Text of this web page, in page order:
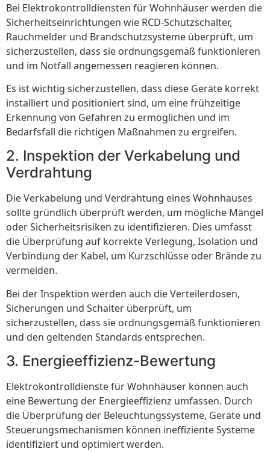
Bei Elektrokontrolldiensten für Wohnhäuser werden die
Sicherheitseinrichtungen wie RCD-Schutzschalter,
Rauchmelder und Brandschutzsysteme überprüft, um
sicherzustellen, dass sie ordnungsgemäß funktionieren
und im Notfall angemessen reagieren können.
Es ist wichtig sicherzustellen, dass diese Geräte korrekt
installiert und positioniert sind, um eine frühzeitige
Erkennung von Gefahren zu ermöglichen und im
Bedarfsfall die richtigen Maßnahmen zu ergreifen.
2. Inspektion der Verkabelung und
Verdrahtung
Die Verkabelung und Verdrahtung eines Wohnhauses
sollte gründlich überprüft werden, um mögliche Mängel
oder Sicherheitsrisiken zu identifizieren. Dies umfasst
die Überprüfung auf korrekte Verlegung, Isolation und
Verbindung der Kabel, um Kurzschlüsse oder Brände zu
vermeiden.
Bei der Inspektion werden auch die Verteilerdosen,
Sicherungen und Schalter überprüft, um
sicherzustellen, dass sie ordnungsgemäß funktionieren
und den geltenden Standards entsprechen.
3. Energieeffizienz-Bewertung
Elektrokontrolldienste für Wohnhäuser können auch
eine Bewertung der Energieeffizienz umfassen. Durch
die Überprüfung der Beleuchtungssysteme, Geräte und
Steuerungsmechanismen können ineffiziente Systeme
identifiziert und optimiert werden.